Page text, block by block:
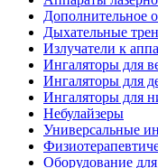
Дополнительное
Дыхательные
Излучатели к
Ингаляторы для
Ингаляторы для
Ингаляторы для
Небулайзеры
Универсальные
Оборудование